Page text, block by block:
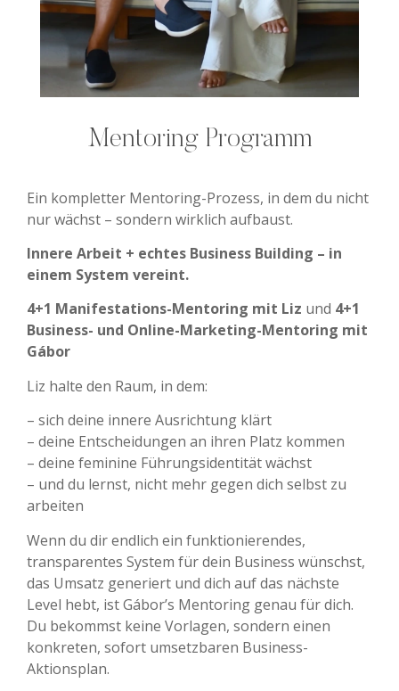
Mentoring Programm
Ein kompletter Mentoring-Prozess, in dem du nicht
nur wächst – sondern wirklich aufbaust.
Innere Arbeit + echtes Business Building – in
einem System vereint.
4+1 Manifestations-Mentoring mit Liz und 4+1
Business- und Online-Marketing-Mentoring mit
Gábor
Liz halte den Raum, in dem:
– sich deine innere Ausrichtung klärt
– deine Entscheidungen an ihren Platz kommen
– deine feminine Führungsidentität wächst
– und du lernst, nicht mehr gegen dich selbst zu
arbeiten
Wenn du dir endlich ein funktionierendes,
transparentes System für dein Business wünschst,
das Umsatz generiert und dich auf das nächste
Level hebt, ist Gábor’s Mentoring genau für dich.
Du bekommst keine Vorlagen, sondern einen
konkreten, sofort umsetzbaren Business-
Aktionsplan.